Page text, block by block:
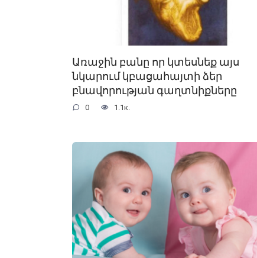
Առաջին բանը որ կտեսնեք այս
նկարում կբացահայտի ձեր
բնավորության գաղտնիքները
0 1.1к.